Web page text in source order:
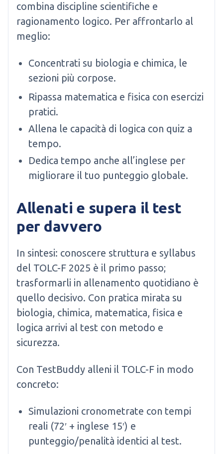
combina discipline scientifiche e
ragionamento logico. Per affrontarlo al
meglio:
Concentrati su biologia e chimica, le
sezioni più corpose.
Ripassa matematica e fisica con esercizi
pratici.
Allena le capacità di logica con quiz a
tempo.
Dedica tempo anche all’inglese per
migliorare il tuo punteggio globale.
Allenati e supera il test
per davvero
In sintesi: conoscere struttura e syllabus
del TOLC-F 2025 è il primo passo;
trasformarli in allenamento quotidiano è
quello decisivo. Con pratica mirata su
biologia, chimica, matematica, fisica e
logica arrivi al test con metodo e
sicurezza.
Con TestBuddy alleni il TOLC-F in modo
concreto:
Simulazioni cronometrate con tempi
reali (72′ + inglese 15′) e
punteggio/penalità identici al test.